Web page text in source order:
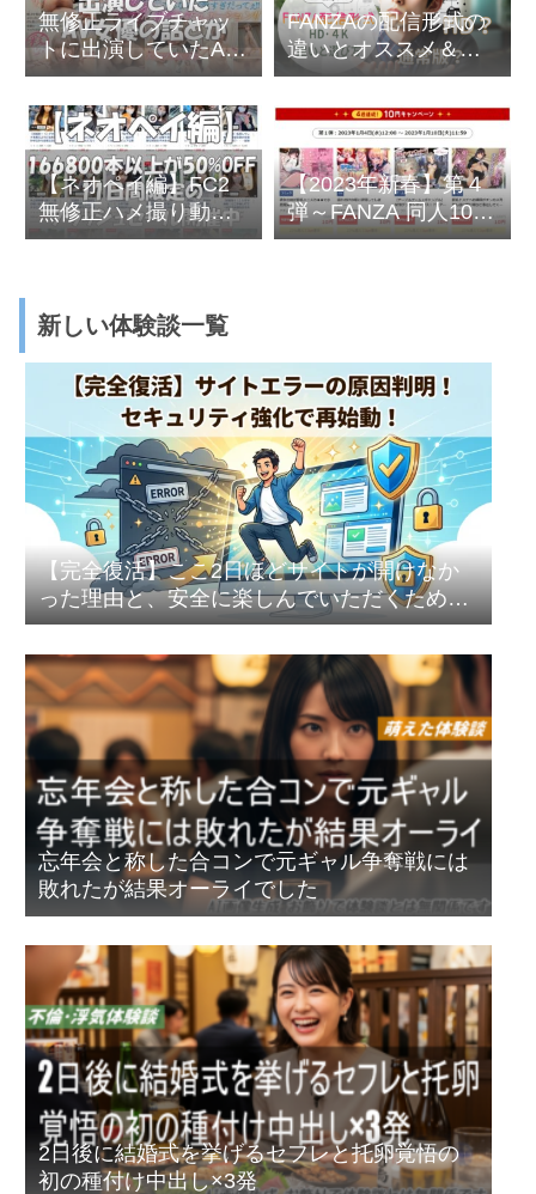
無修正ライブチャッ
トに出演していたAV
女優の話とか
FANZAの配信形式の
違いとオススメ＆選
び方
【ネオペイ編】FC2
無修正ハメ撮り動画
が50％OFF祭り
【2023年新春】第４
弾～FANZA 同人10円
セール開催
新しい体験談一覧
【完全復活】ここ2日ほどサイトが開けなか
った理由と、安全に楽しんでいただくための
セキュリティ強化のお話
忘年会と称した合コンで元ギャル争奪戦には
敗れたが結果オーライでした
2日後に結婚式を挙げるセフレと托卵覚悟の
初の種付け中出し×3発